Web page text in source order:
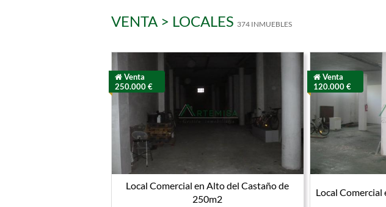
VENTA > LOCALES 374 INMUEBLES
Venta
250.000 €
Local Comercial en Alto del Castaño de
250m2
Venta
120.000 €
Local Comercial